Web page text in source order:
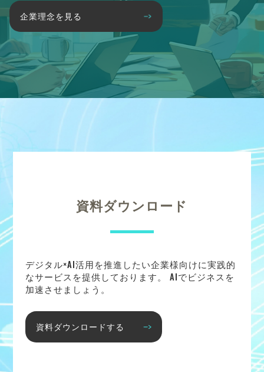
企業理念を見る
資料ダウンロード
デジタル×AI活用を推進したい企業様向けに実践的
なサービスを提供しております。 AIでビジネスを
加速させましょう。
資料ダウンロードする